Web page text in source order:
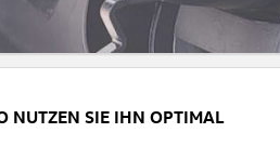
NUTZEN SIE IHN OPTIMAL